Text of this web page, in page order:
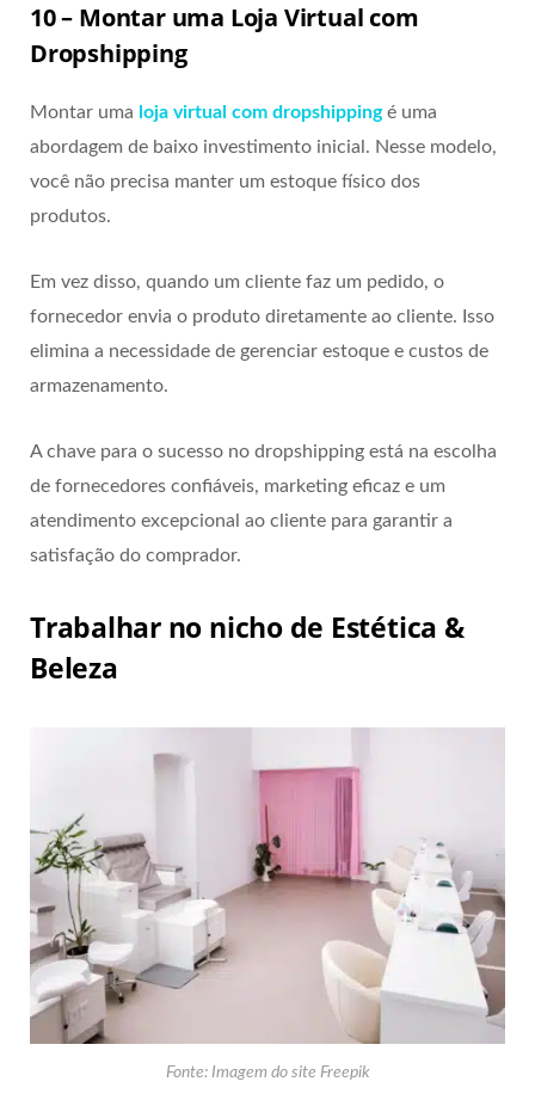
10 – Montar uma Loja Virtual com
Dropshipping
Montar uma loja virtual com dropshipping é uma
abordagem de baixo investimento inicial. Nesse modelo,
você não precisa manter um estoque físico dos
produtos.
Em vez disso, quando um cliente faz um pedido, o
fornecedor envia o produto diretamente ao cliente. Isso
elimina a necessidade de gerenciar estoque e custos de
armazenamento.
A chave para o sucesso no dropshipping está na escolha
de fornecedores confiáveis, marketing eficaz e um
atendimento excepcional ao cliente para garantir a
satisfação do comprador.
Trabalhar no nicho de Estética &
Beleza
Fonte: Imagem do site Freepik